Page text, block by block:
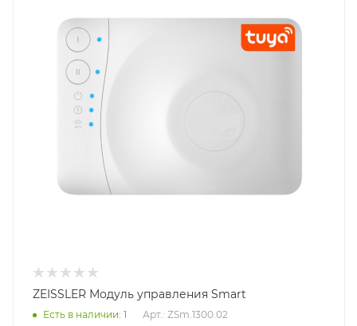
ZEISSLER Модуль управления Smart
Есть в наличии: 1 Арт.: ZSm.1300.02